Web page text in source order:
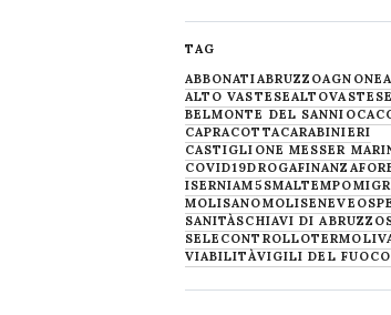
TAG
ABBONATIABRUZZOAGNONE
ALTO VASTESE
BELMONTE DEL SANNIO
CAPRACOTTACARABINIERI
CASTIGLIONE MESSER
COVID19DROGAFINANZA
ISERNIAM5SMALTEMPO
MOLISANOMOLISENEVE
SANITÀSCHIAVI DI ABRUZZO
SELECONTROLLOTERMOLI
VIABILITÀVIGILI DEL FUOCO